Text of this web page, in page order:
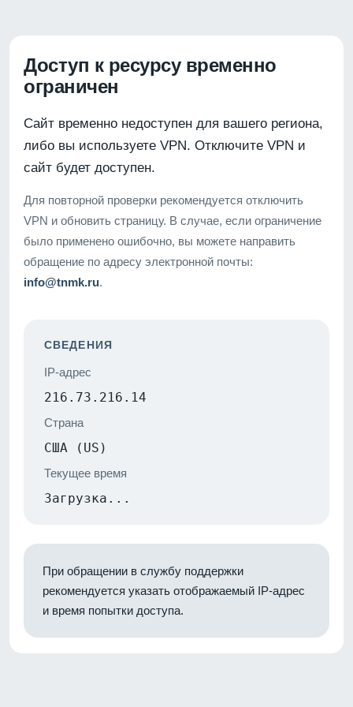
Доступ к ресурсу временно
ограничен
Сайт временно недоступен для вашего региона,
либо вы используете VPN. Отключите VPN и
сайт будет доступен.
Для повторной проверки рекомендуется отключить
VPN и обновить страницу. В случае, если ограничение
было применено ошибочно, вы можете направить
обращение по адресу электронной почты:
info@tnmk.ru.
СВЕДЕНИЯ
IP-адрес
216.73.216.14
Страна
США (US)
Текущее время
Загрузка...
При обращении в службу поддержки
рекомендуется указать отображаемый IP-адрес
и время попытки доступа.